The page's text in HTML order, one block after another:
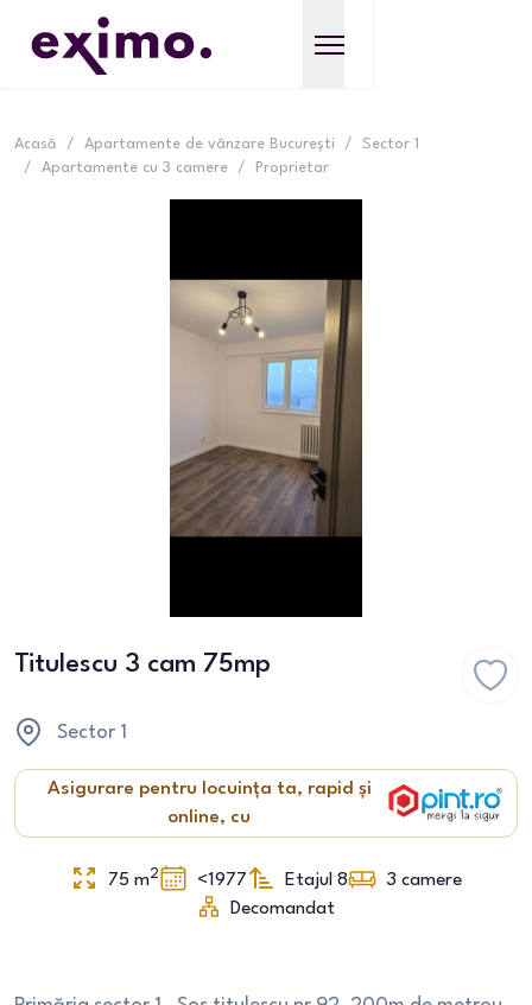
Acasă / Apartamente de vânzare București /
Sector 1
/
Apartamente cu 3 camere / Proprietar
Titulescu 3 cam 75mp
Sector 1
Asigurare pentru locuința ta, rapid și
online, cu
75 m2 <1977 Etajul 8 3 camere
Decomandat